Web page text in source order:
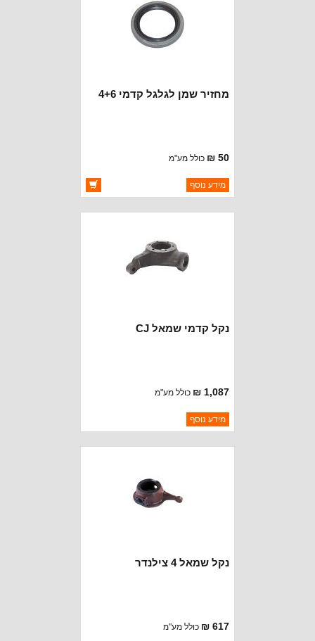
מחזיר שמן לגלגל קדמי 4+6
50 ₪ כולל מע"מ
ברקוד: 938151
יצרן:CROWN AUTOMOTIVE
מידע נוסף
נקל קדמי שמאל CJ
1,087 ₪ כולל מע"מ
ברקוד: 8129655
יצרן:DANA SPICER
מידע נוסף
נקל שמאל 4 צילנדר
617 ₪ כולל מע"מ